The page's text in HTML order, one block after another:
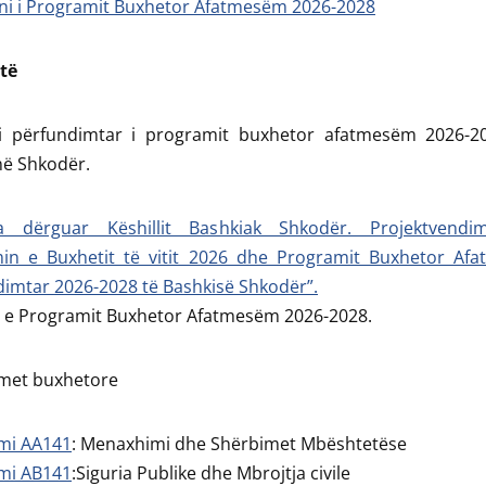
i Programit Buxhetor Afatmesëm 2026-2028
përfundimtar i programit buxhetor afatmesëm 2026-
Shkodër.
dërguar Këshillit Bashkiak Shkodër.
e Buxhetit të vitit 2026 dhe Programit Buxhetor
2026-2028 të Bashkisë Shkodër”.
Programit Buxhetor Afatmesëm 2026-2028.
buxhetore
AA141: Menaxhimi dhe Shërbimet Mbështetëse
AB141:Siguria Publike dhe Mbrojtja civile